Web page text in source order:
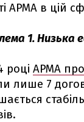
АРМА в цій
1. Низька
році АРМА
лише 7